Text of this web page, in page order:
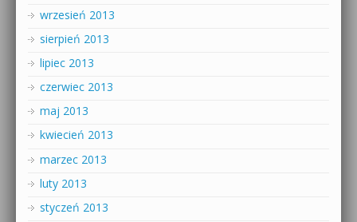
wrzesień 2013
sierpień 2013
lipiec 2013
czerwiec 2013
maj 2013
kwiecień 2013
marzec 2013
luty 2013
styczeń 2013